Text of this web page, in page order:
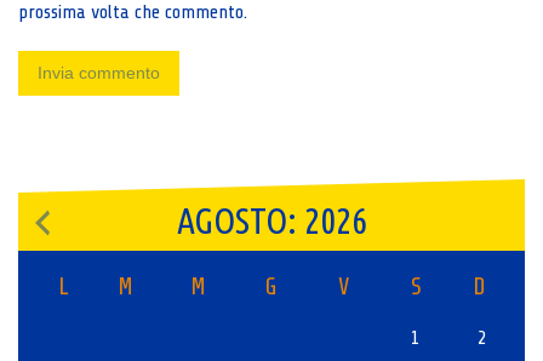
prossima volta che commento.
AGOSTO: 2026
L M M G V S D
1 2